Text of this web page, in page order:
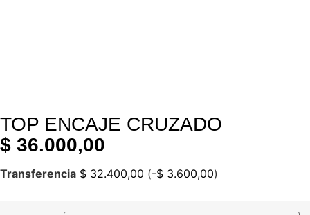
TOP ENCAJE CRUZADO
$ 36.000,00
Transferencia $ 32.400,00 (-$ 3.600,00)